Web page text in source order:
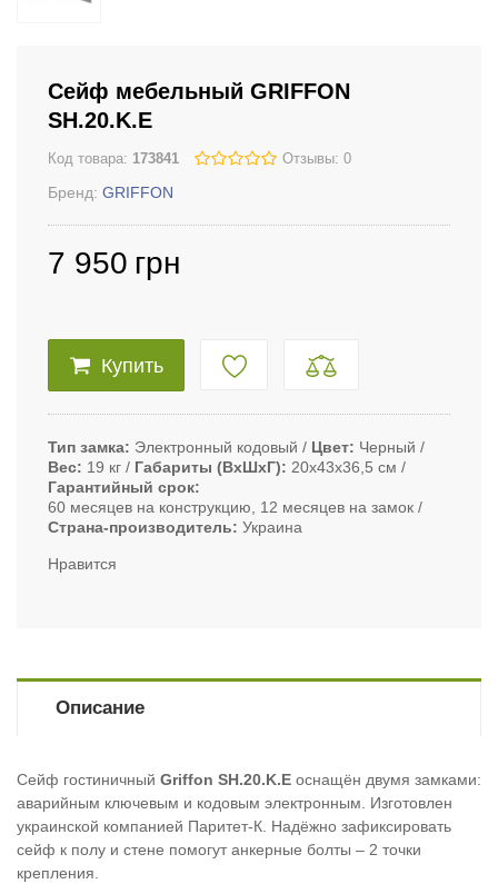
Сейф мебельный GRIFFON
SH.20.K.E
Код товара: 173841 Отзывы: 0
Бренд: GRIFFON
7 950 грн
Купить
Тип замка Электронный кодовый Цвет
Черный
Вес
19 кг Габариты (ВxШxГ)
20х43х36,5 см
Гарантийный срок
60 месяцев на конструкцию, 12 месяцев на замок
Страна-производитель
Украина
Нравится
Описание
Сейф гостиничный Griffon SH.20.K.E оснащён двумя замками:
аварийным ключевым и кодовым электронным. Изготовлен
украинской компанией Паритет-К. Надёжно зафиксировать
сейф к полу и стене помогут анкерные болты – 2 точки
крепления.